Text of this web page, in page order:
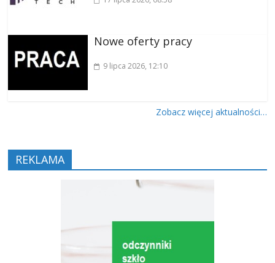
Nowe oferty pracy
9 lipca 2026, 12:10
Zobacz więcej aktualności…
REKLAMA